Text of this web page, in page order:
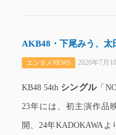
AKB48・下尾みう、太
エンタメNEWS 2026年7月
KB48 54th シングル「
23年には、初主演作品
開、24年KADOKAWA